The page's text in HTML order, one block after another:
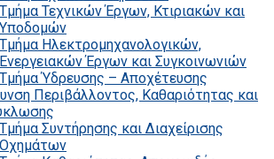
Τμήμα Τεχνικών Έργων, Κτιριακών και
Υποδομών
Τμήμα Ηλεκτρομηχανολογικών,
Ενεργειακών Έργων και Συγκοινωνιών
Τμήμα Ύδρευσης – Αποχέτευσης
Περιβάλλοντος, Καθαριότητας και
Τμήμα Συντήρησης και Διαχείρισης
Οχημάτων